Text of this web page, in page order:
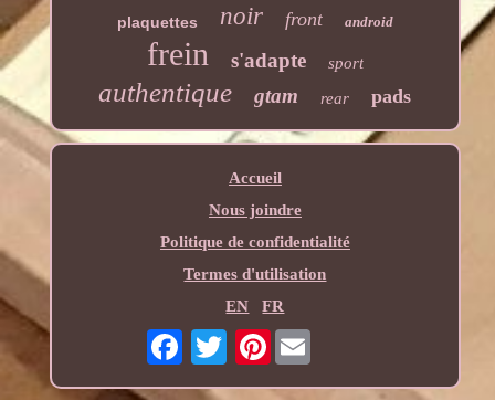
plaquettes noir front android
frein s'adapte sport
authentique gtam rear pads
Accueil
Nous joindre
Politique de confidentialité
Termes d'utilisation
EN
FR
Pinterest